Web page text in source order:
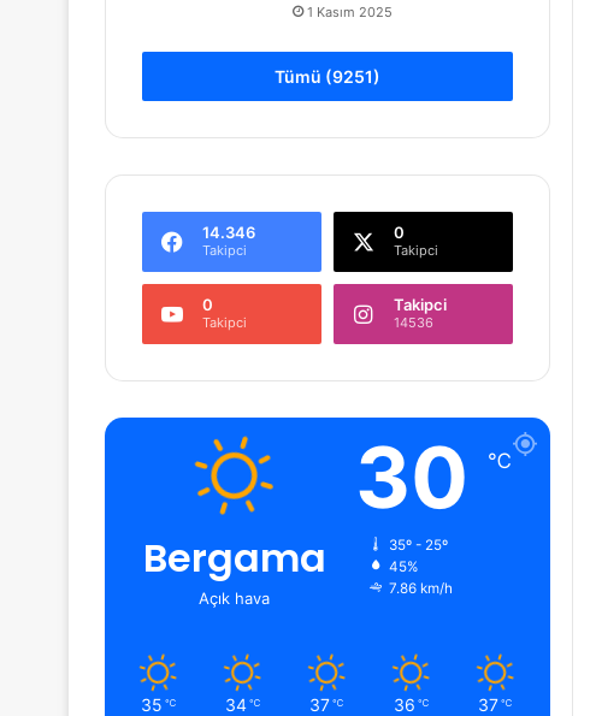
1 Kasım 2025
Tümü (9251)
14.346
Takipci
0
Takipci
0
Takipci
Takipci
14536
Bergama
Açık hava
30 ℃
35º - 25º
45%
7.86 km/h
35 ℃ 34 ℃ 37 ℃ 36 ℃ 37 ℃